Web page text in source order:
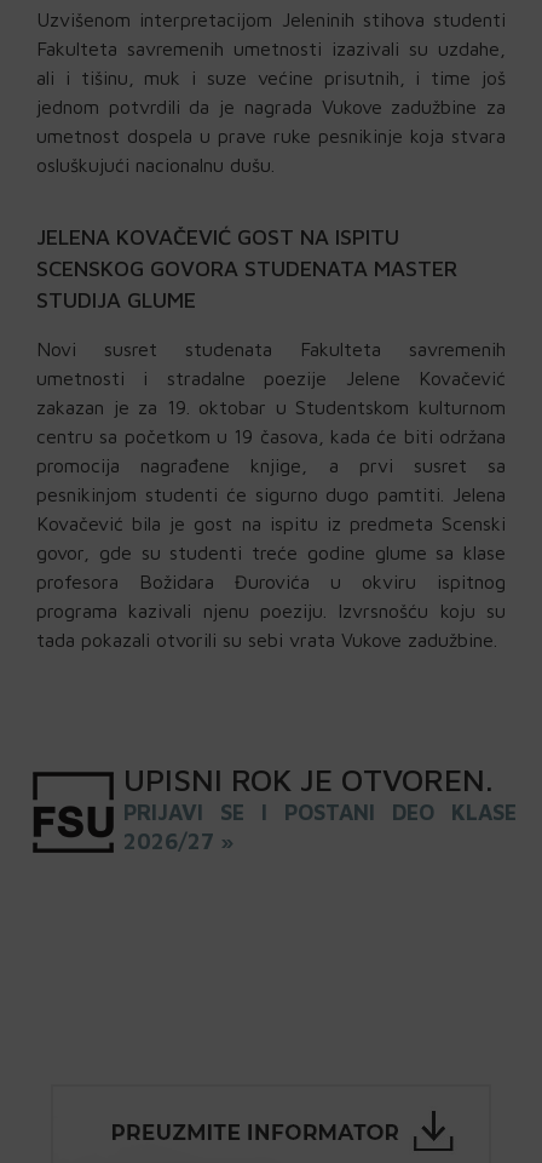
Uzvišenom interpretacijom Jeleninih stihova studenti
Fakulteta savremenih umetnosti izazivali su uzdahe,
ali i tišinu, muk i suze većine prisutnih, i time još
jednom potvrdili da je nagrada Vukove zadužbine za
umetnost dospela u prave ruke pesnikinje koja stvara
osluškujući nacionalnu dušu.
JELENA KOVAČEVIĆ GOST NA ISPITU
SCENSKOG GOVORA STUDENATA MASTER
STUDIJA GLUME
Novi susret studenata Fakulteta savremenih
umetnosti i stradalne poezije Jelene Kovačević
zakazan je za 19. oktobar u Studentskom kulturnom
centru sa početkom u 19 časova, kada će biti održana
promocija nagrađene knjige, a prvi susret sa
pesnikinjom studenti će sigurno dugo pamtiti. Jelena
Kovačević bila je gost na ispitu iz predmeta Scenski
govor, gde su studenti treće godine glume sa klase
profesora Božidara Đurovića u okviru ispitnog
programa kazivali njenu poeziju. Izvrsnošću koju su
tada pokazali otvorili su sebi vrata Vukove zadužbine.
UPISNI ROK JE OTVOREN.
PRIJAVI SE I POSTANI DEO KLASE
2026/27 »